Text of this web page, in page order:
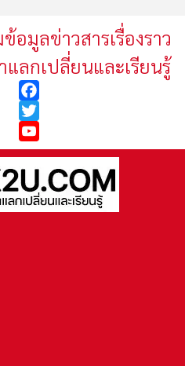
อมูลข่าวสารเรื่องราว
ลกเปลี่ยนและเรียนรู้
Facebook
Twitter
YouTube